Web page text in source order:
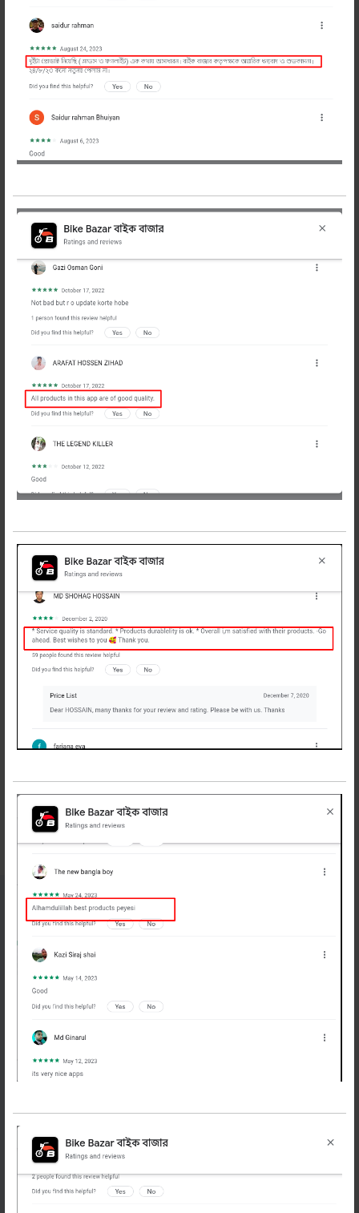
প্রডাক্ট হাতে পেয়ে টাকা পরিশোধ
ইজি ও ফ্রী রিটার্ন
- +
করুন
শেয়ার করুন:
বিবরণ
HJG ব্র্যান্ডের পাওয়ারফুল মিনি ফগ লাইট
পাওয়ারফুল এই মিনি ফগ লাইটটি HJG ব্র্যান্ডের
এটি সাদা ও হলুদ আলো দেয়। রিলে ব্যাবহার
করলে ভালো। তবে রিলে ছাড়াও চালানো যায়।
এটি ডিসি কারেন্ট এ চলে। এখনি অর্ডার করুন।
রিলেটেড প্রডাক্টস
নিউজলেটারসাবস্ক্রাইব করুন
বাইকের অফার, টিপস ও নিউজ পেতে এখনি সাবস্ক্রাইব
বাইক বাজার
প্রোফাইল
গুরত্বপূর্ন লিংক